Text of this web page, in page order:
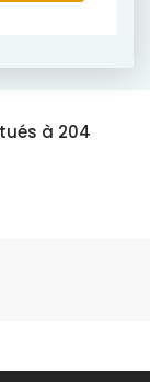
à 204